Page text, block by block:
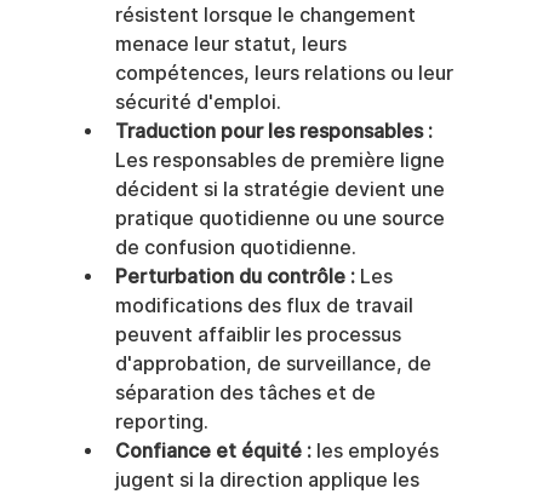
résistent lorsque le changement
menace leur statut, leurs
compétences, leurs relations ou leur
sécurité d'emploi.
Traduction pour les responsables :
Les responsables de première ligne
décident si la stratégie devient une
pratique quotidienne ou une source
de confusion quotidienne.
Perturbation du contrôle : Les
modifications des flux de travail
peuvent affaiblir les processus
d'approbation, de surveillance, de
séparation des tâches et de
reporting.
Confiance et équité : les employés
jugent si la direction applique les